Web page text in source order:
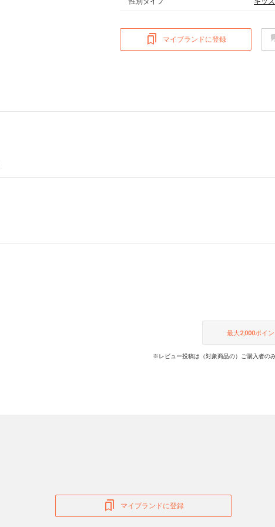
マイブランドに登録
最大2,000ポイ
※レビュー投稿は（対象商品の）ご購入者の
マイブランドに登録